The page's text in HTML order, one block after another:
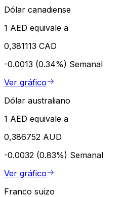
Dólar canadiense
1 AED equivale a
0,381113 CAD
-0.0013 (0.34%) Semanal
Ver gráfico
Dólar australiano
1 AED equivale a
0,386752 AUD
-0.0032 (0.83%) Semanal
Ver gráfico
Franco suizo